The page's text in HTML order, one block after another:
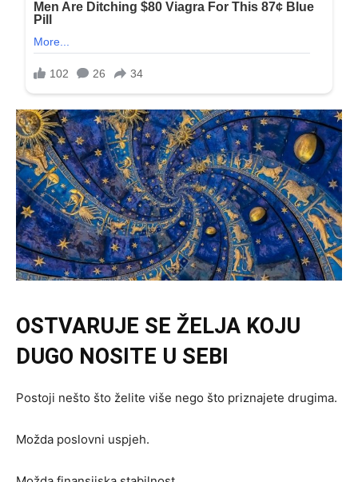
OSTVARUJE SE ŽELJA KOJU
DUGO NOSITE U SEBI
Postoji nešto što želite više nego što priznajete drugima.
Možda poslovni uspjeh.